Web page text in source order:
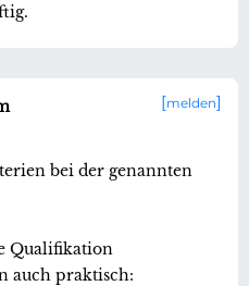
melden
bei der genannten
Qualifikation
auch praktisch: